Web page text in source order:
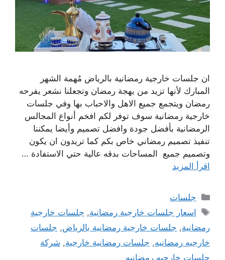
ان جلسات خارجية رمضانية بالرياض مُهمة الشهر
المبارك لأنها تزيد من بهجة رمضان وتجعلنا نشعر يفرحه
رمضان ويتجمع جميع الاهل والاحباب بها وفي جلسات
خارجية رمضانية سوف توفر لكم افخم أنواع المجالس
الرمضانية بأفضل جودة وافضل تصميم وأيضا يمكننا
تنفيذ تصميم رمضاني خاص بكم كما تريدون ان يكون
وتصميم جميع المساحات بدقه عالية حتي الاستفادة …
اقرأ المزيد
التصنيفات
جلسات
الوسوم
اسعار جلسات خارجية رمضانية, جلسات خارجية
رمضانية, جلسات خارجية رمضانية بالرياض, جلسات
خارجيه رمضانيه, جلسات رمضانية خارجية, شركة
جلسات خارجيه رمضانيه